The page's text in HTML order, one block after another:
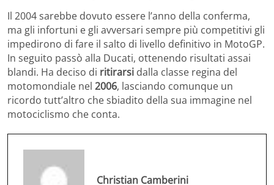
Il 2004 sarebbe dovuto essere l’anno della conferma,
ma gli infortuni e gli avversari sempre più competitivi gli
impedirono di fare il salto di livello definitivo in MotoGP.
In seguito passò alla Ducati, ottenendo risultati assai
blandi. Ha deciso di ritirarsi dalla classe regina del
motomondiale nel 2006, lasciando comunque un
ricordo tutt’altro che sbiadito della sua immagine nel
motociclismo che conta.
Christian Camberini